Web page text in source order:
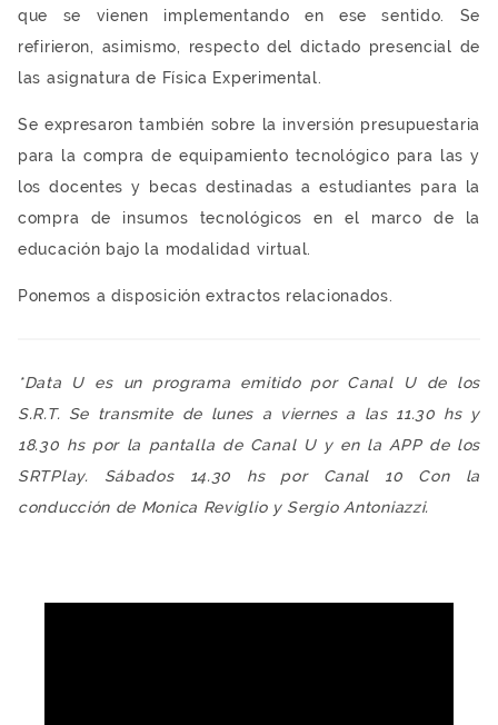
que se vienen implementando en ese sentido. Se
refirieron, asimismo, respecto del dictado presencial de
las asignatura de Física Experimental.
Se expresaron también sobre la inversión presupuestaria
para la compra de equipamiento tecnológico para las y
los docentes y becas destinadas a estudiantes para la
compra de insumos tecnológicos en el marco de la
educación bajo la modalidad virtual.
Ponemos a disposición extractos relacionados.
*Data U es un programa emitido por Canal U de los
S.R.T. Se transmite de lunes a viernes a las 11.30 hs y
18.30 hs por la pantalla de Canal U y en la APP de los
SRTPlay. Sábados 14.30 hs por Canal 10 Con la
conducción de Monica Reviglio y Sergio Antoniazzi.